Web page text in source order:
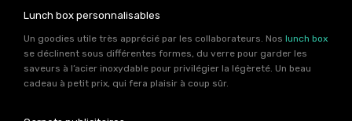
Lunch box personnalisables
Un goodies utile très apprécié par les collaborateurs. Nos lunch box
se déclinent sous différentes formes, du verre pour garder les
saveurs à l’acier inoxydable pour privilégier la légèreté. Un beau
cadeau à petit prix, qui fera plaisir à coup sûr.